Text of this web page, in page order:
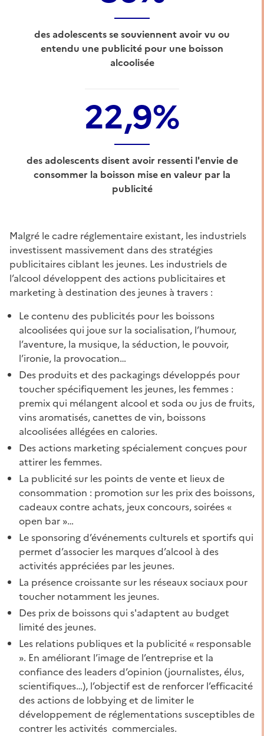
des adolescents se souviennent avoir vu ou
entendu une publicité pour une boisson
alcoolisée
22,9%
des adolescents disent avoir ressenti l'envie de
consommer la boisson mise en valeur par la
publicité
Malgré le cadre réglementaire existant, les industriels
investissent massivement dans des stratégies
publicitaires ciblant les jeunes. Les industriels de
l’alcool développent des actions publicitaires et
marketing à destination des jeunes à travers :
Le contenu des publicités pour les boissons
alcoolisées qui joue sur la socialisation, l’humour,
l’aventure, la musique, la séduction, le pouvoir,
l’ironie, la provocation…
Des produits et des packagings développés pour
toucher spécifiquement les jeunes, les femmes :
premix qui mélangent alcool et soda ou jus de fruits,
vins aromatisés, canettes de vin, boissons
alcoolisées allégées en calories.
Des actions marketing spécialement conçues pour
attirer les femmes.
La publicité sur les points de vente et lieux de
consommation : promotion sur les prix des boissons,
cadeaux contre achats, jeux concours, soirées «
open bar »…
Le sponsoring d’événements culturels et sportifs qui
permet d’associer les marques d’alcool à des
activités appréciées par les jeunes.
La présence croissante sur les réseaux sociaux pour
toucher notamment les jeunes.
Des prix de boissons qui s'adaptent au budget
limité des jeunes.
Les relations publiques et la publicité « responsable
». En améliorant l’image de l’entreprise et la
confiance des leaders d’opinion (journalistes, élus,
scientifiques…), l’objectif est de renforcer l’efficacité
des actions de lobbying et de limiter le
développement de réglementations susceptibles de
contrer les activités commerciales.